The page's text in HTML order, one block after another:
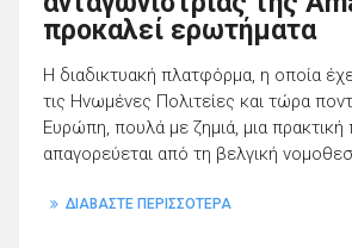
προκαλεί ερωτήματα
Η διαδικτυακή πλατφόρμα, η οποία
τις Ηνωμένες Πολιτείες και τώρα
Ευρώπη, πουλά με ζημιά, μια πρακτική
απαγορεύεται από τη βελγική
ΔΙΑΒΑΣΤΕ ΠΕΡΙΣΣΟΤΕΡΑ